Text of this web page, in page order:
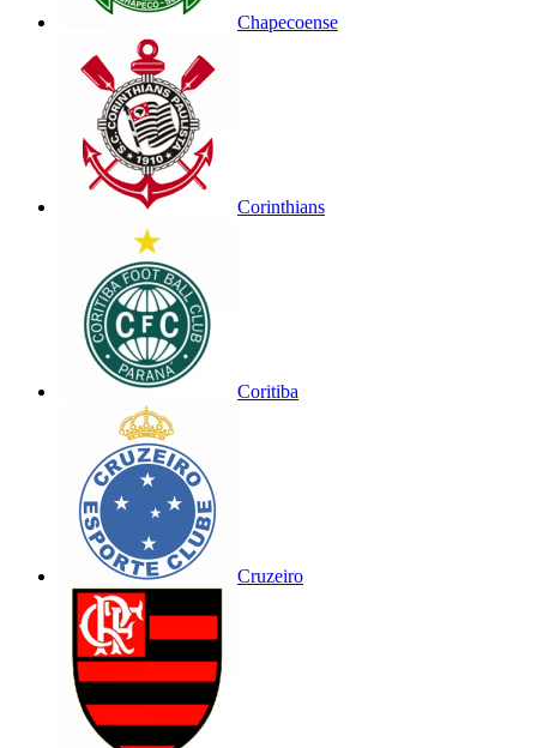
Chapecoense
Corinthians
Coritiba
Cruzeiro